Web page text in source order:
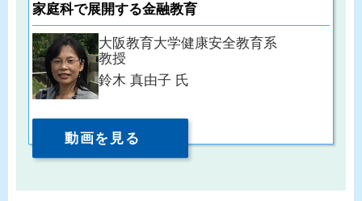
家庭科で展開する金融教育
大阪教育大学健康安全教育系
教授
鈴木 真由子 氏
動画を見る